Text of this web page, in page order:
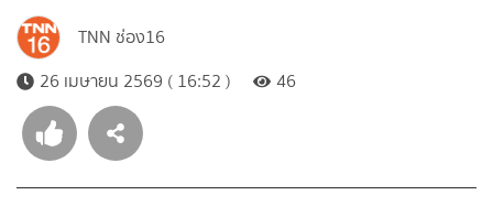
TNN ช่อง16
26 เมษายน 2569 ( 16:52 )
46